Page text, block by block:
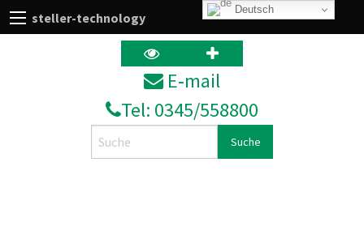
steller-technology
E‑mail
Tel: 0345/558800
Deutsch